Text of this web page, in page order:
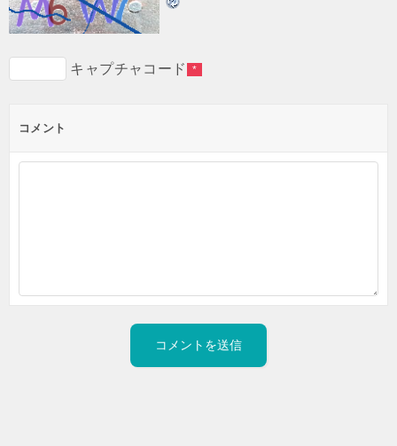
キャプチャコード *
コメント